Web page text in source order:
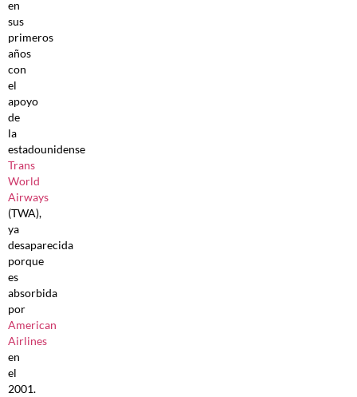
en
sus
primeros
años
con
el
apoyo
de
la
estadounidense
Trans
World
Airways
(TWA),
ya
desaparecida
porque
es
absorbida
por
American
Airlines
en
el
2001.